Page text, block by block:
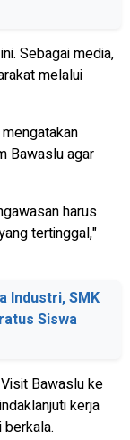
Sebagai media,
melalui
Bawaslu agar
harus
tertinggal,"
Industri, SMK
Siswa
Bawaslu ke
kerja